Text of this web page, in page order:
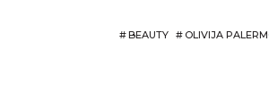
#BEAUTY # OLIVIJA